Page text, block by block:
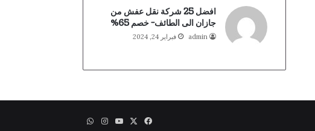
افضل 25 شركة نقل عفش من
جازان الى الطائف- خصم 65%
admin فبراير 24, 2024
فيسبوك يوتيوبانستقرامواتساب